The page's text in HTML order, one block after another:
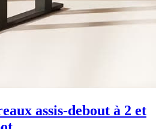
assis-debout à 2 et